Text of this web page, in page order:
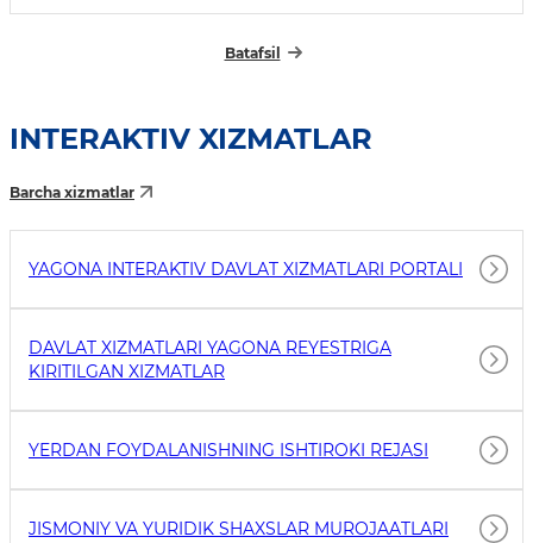
Batafsil
INTERAKTIV XIZMATLAR
Barcha xizmatlar
YAGONA INTERAKTIV DAVLAT XIZMATLARI PORTALI
DAVLAT XIZMATLARI YAGONA REYESTRIGA
KIRITILGAN XIZMATLAR
YERDAN FOYDALANISHNING ISHTIROKI REJASI
JISMONIY VA YURIDIK SHAXSLAR MUROJAATLARI